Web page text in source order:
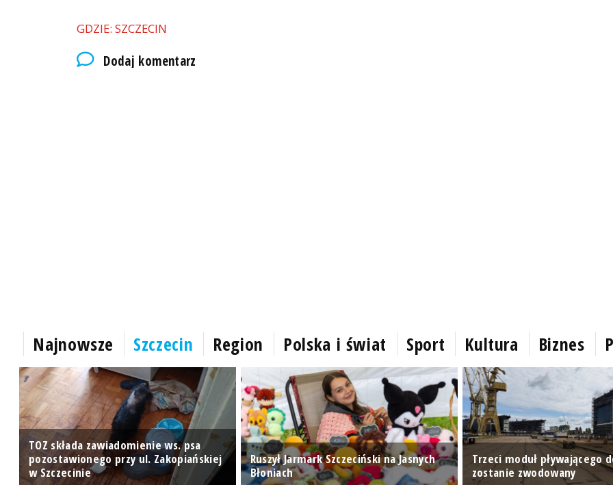
GDZIE: SZCZECIN
Dodaj komentarz
Najnowsze Szczecin Region Polska i świat Sport Kultura Biznes
TOZ składa zawiadomienie ws. psa
pozostawionego przy ul. Zakopiańskiej
w Szczecinie
Ruszył Jarmark Szczeciński na Jasnych
Błoniach
Trzeci moduł pływającego
zostanie zwodowany